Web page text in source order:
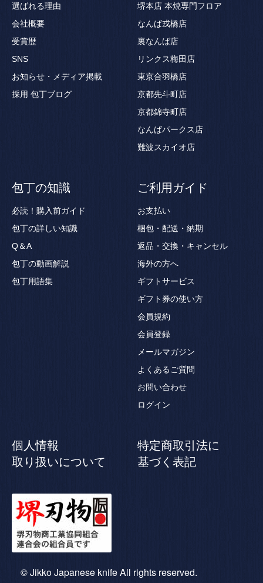
選ばれる理由
会社概要
受賞歴
SNS
お知らせ・メディア掲載
採用 包丁ブログ
堺本店 本焼専門フロア
なんば戎橋店
裏なんば店
リンクス梅田店
東京合羽橋店
京都先斗町店
京都錦寺町店
なんばパークス店
難波スカイオ店
包丁の知識
必読！購入前ガイド
包丁の詳しい知識
Q＆A
包丁の動画解説
包丁用語集
ご利用ガイド
お支払い
梱包・配送・納期
返品・交換・キャンセル
海外の方へ
ギフトサービス
ギフト券の使い方
会員規約
会員登録
メールマガジン
よくあるご質問
お問い合わせ
ログイン
個人情報
取り扱いについて
特定商取引法に
基づく表記
© Jikko Japanese knife All rights reserved.